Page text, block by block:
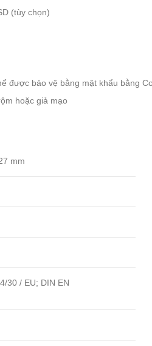
(tùy chọn)
được bảo vệ bằng mật khẩu bằng
hoặc giả mạo
mm
30 / EU; DIN EN